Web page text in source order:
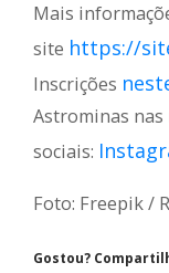
Mais
site https://
Inscrições
Astrominas nas
sociais:
Foto: Freepik /
Gostou?